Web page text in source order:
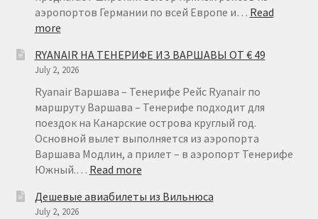
аэропортов Германии по всей Европе и… Read
more:
ГЕРМАНИЯ
ОТ
€
15
RYANAIR НА ТЕНЕРИФЕ ИЗ ВАРШАВЫ ОТ € 49
July 2, 2026
Ryanair Варшава – Тенерифе Рейс Ryanair по
маршруту Варшава – Тенерифе подходит для
поездок на Канарские острова круглый год.
Основной вылет выполняется из аэропорта
Варшава Модлин, а прилет – в аэропорт Тенерифе
Южный.… Read more:
НА
Дешевые авиабилеты из Вильнюса
July 2, 2026